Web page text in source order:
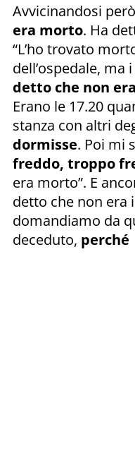
Avvicinandosi
era morto. Ha
“L’ho trovato
dell’ospedale, ma
detto che non
Erano le 17.20
stanza con altri
dormisse. Poi mi
freddo, troppo
era morto”. E
detto che non era
domandiamo da
deceduto, perché